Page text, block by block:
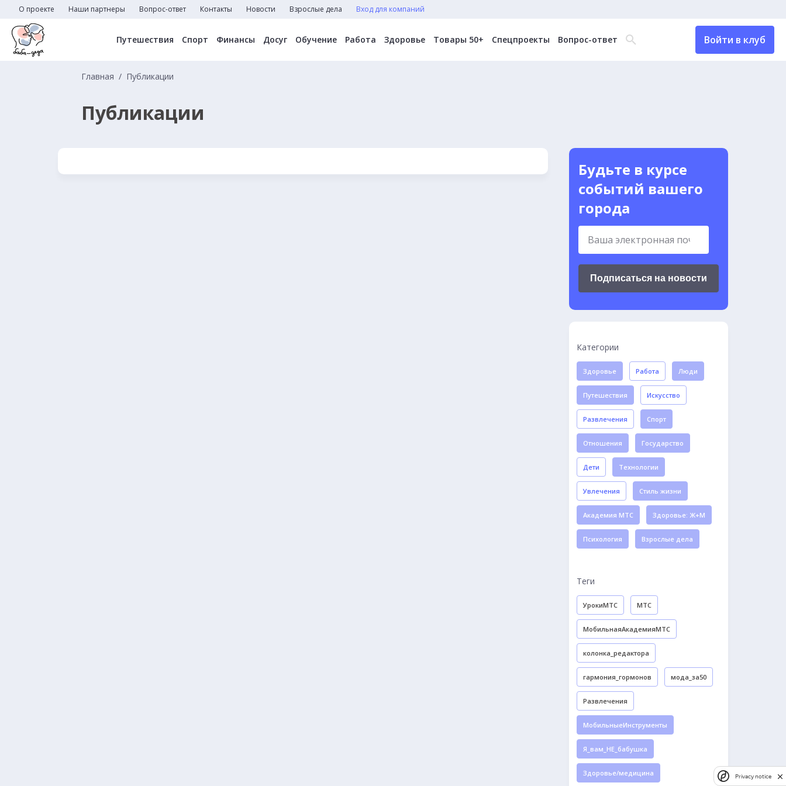
О проекте Наши партнеры Вопрос-ответ Контакты Новости Взрослые дела Вход для компаний
Путешествия Спорт Финансы Досуг Обучение Работа Здоровье Товары 50+ Спецпроекты Вопрос-ответ Войти в клуб
Главная Публикации
Публикации
Будьте в курсе
событий вашего
города
Подписаться на новости
Категории
Здоровье Работа Люди
Путешествия Искусство
Развлечения Спорт
Отношения Государство
Дети Технологии
Увлечения Стиль жизни
Академия МТС Здоровье: Ж+М
Психология Взрослые дела
Теги
УрокиМТС МТС
МобильнаяАкадемияМТС
колонка_редактора
гармония_гормонов мода_за50
Развлечения
МобильныеИнструменты
Я_вам_НЕ_бабушка
Здоровье/медицина Privacy notice